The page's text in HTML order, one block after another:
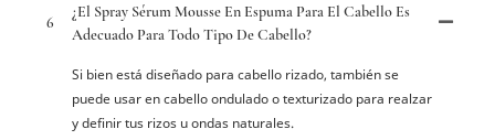
6
¿El Spray Sérum Mousse En Espuma Para El Cabello Es
Adecuado Para Todo Tipo De Cabello?
Si bien está diseñado para cabello rizado, también se
puede usar en cabello ondulado o texturizado para realzar
y definir tus rizos u ondas naturales.